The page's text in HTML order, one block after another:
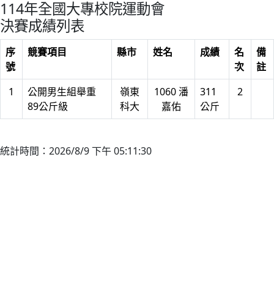
114年全國大專校院運動會
決賽成績列表
序
號
競賽項目 縣市 姓名 成績
名
次
備
註
1
公開男生組舉重
89公斤級
嶺東
科大
1060 潘
嘉佑
311
公斤
2
統計時間：2026/8/9 下午 05:11:30